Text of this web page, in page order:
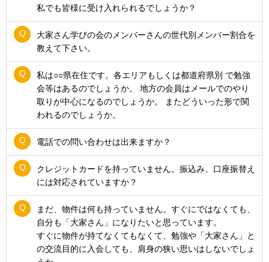
私でも皆様に受け入れられるでしょうか？
大家さん学びの会のメンバーさんの世代別メンバー割合を
教えて下さい。
私は○○県在住です。各エリアもしくは都道府県別 で勉強
会等はあるのでしょうか。 地方の会員はメールでのやり
取りが中心になるのでしょうか。 またどういった形で関
われるのでしょうか。
電話での問い合わせは出来ますか？
クレジットカードを持っていません。振込み、口座振替え
には対応されていますか？
まだ、物件は何も持っていません。すぐにではなくても、
自分も「大家さん」になりたいと思っています。
すぐに物件が持てなくてもなくて、勉強や「大家さん」と
の交流目的に入会しても、肩身の狭い思いはしないでしょ